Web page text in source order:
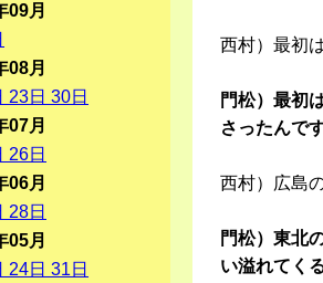
西村）最初
門松）最初
さったんで
西村）広島
門松）東北
い溢れてく
09月
08月
23日 30日
07月
26日
06月
28日
05月
24日 31 日